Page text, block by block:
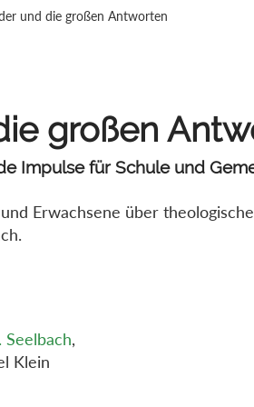
und die großen Antworten
großen
Impulse für Schule und
Erwachsene über theologische
Seelbach,
Klein